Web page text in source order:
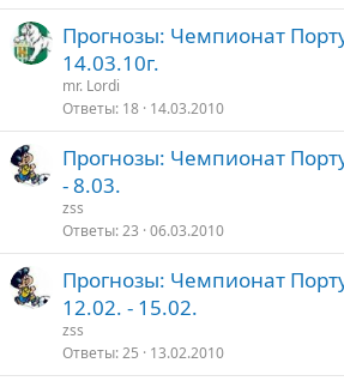
Прогнозы: Чемпионат
14.03.10г.
mr. Lordi
Ответы 18 14.03.2010
Прогнозы: Чемпионат
- 8.03.
zss
Ответы 23 06.03.2010
Прогнозы: Чемпионат
12.02. - 15.02.
zss
Ответы 25 13.02.2010